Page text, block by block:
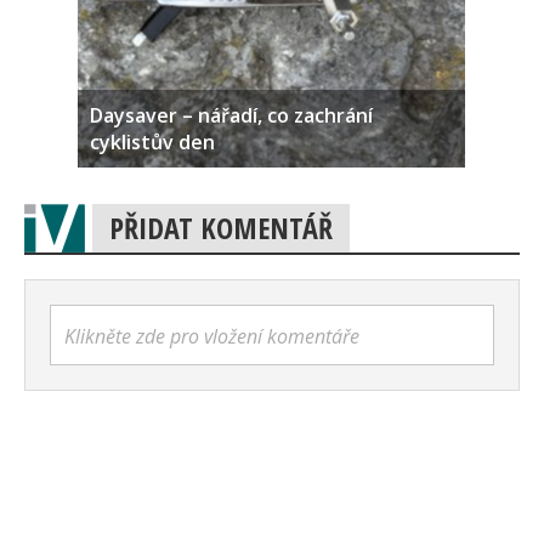
Daysaver – nářadí, co zachrání
cyklistův den
PŘIDAT KOMENTÁŘ
Klikněte zde pro vložení komentáře